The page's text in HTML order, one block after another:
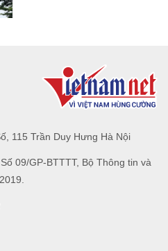
115 Trần Duy Hưng Hà Nội
09/GP-BTTTT, Bộ Thông tin và